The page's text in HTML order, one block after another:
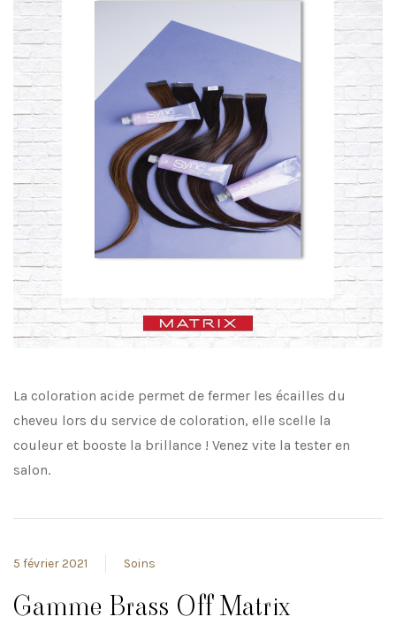
La coloration acide permet de fermer les écailles du
cheveu lors du service de coloration, elle scelle la
couleur et booste la brillance ! Venez vite la tester en
salon.
5 février 2021 Soins
Gamme Brass Off Matrix